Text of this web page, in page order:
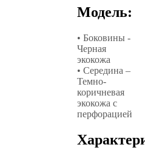
Модель:
• Боковины -
Черная
экокожа
• Середина –
Темно-
коричневая
экокожа с
перфорацией